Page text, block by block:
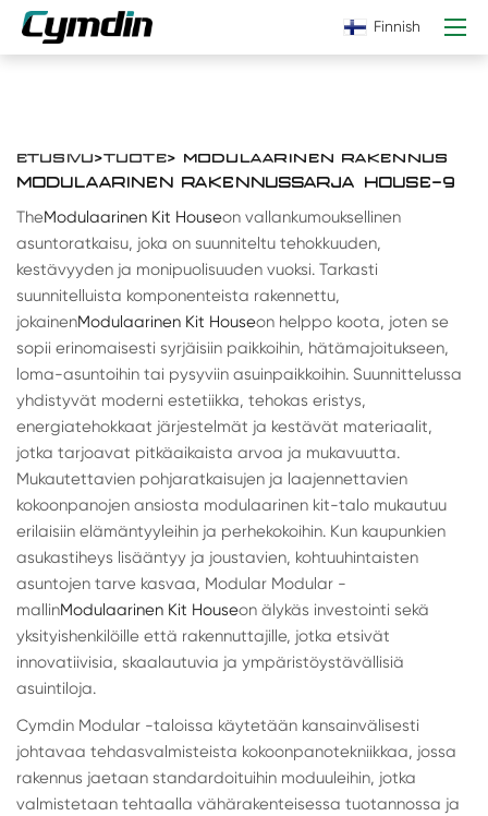
Finnish
ETUSIVU>TUOTE> MODULAARINEN RAKENNUS
MODULAARINEN RAKENNUSSARJA HOUSE-9
TheModulaarinen Kit Houseon vallankumouksellinen
asuntoratkaisu, joka on suunniteltu tehokkuuden,
kestävyyden ja monipuolisuuden vuoksi. Tarkasti
suunnitelluista komponenteista rakennettu,
jokainenModulaarinen Kit Houseon helppo koota, joten se
sopii erinomaisesti syrjäisiin paikkoihin, hätämajoitukseen,
loma-asuntoihin tai pysyviin asuinpaikkoihin. Suunnittelussa
yhdistyvät moderni estetiikka, tehokas eristys,
energiatehokkaat järjestelmät ja kestävät materiaalit,
jotka tarjoavat pitkäaikaista arvoa ja mukavuutta.
Mukautettavien pohjaratkaisujen ja laajennettavien
kokoonpanojen ansiosta modulaarinen kit-talo mukautuu
erilaisiin elämäntyyleihin ja perhekokoihin. Kun kaupunkien
asukastiheys lisääntyy ja joustavien, kohtuuhintaisten
asuntojen tarve kasvaa, Modular Modular -
mallinModulaarinen Kit Houseon älykäs investointi sekä
yksityishenkilöille että rakennuttajille, jotka etsivät
innovatiivisia, skaalautuvia ja ympäristöystävällisiä
asuintiloja.
Cymdin Modular -taloissa käytetään kansainvälisesti
johtavaa tehdasvalmisteista kokoonpanotekniikkaa, jossa
rakennus jaetaan standardoituihin moduuleihin, jotka
valmistetaan tehtaalla vähärakenteisessa tuotannossa ja